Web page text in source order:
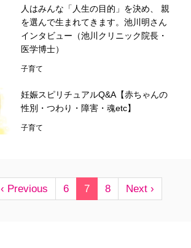
人はみんな「人生の目的」を決め、 親
を選んで生まれてきます。池川明さん
インタビュー（池川クリニック院長・
医学博士）
子育て
妊娠スピリチュアルQ&A【赤ちゃんの
性別・つわり・障害・魂etc】
子育て
‹ Previous 6 7 8 Next ›